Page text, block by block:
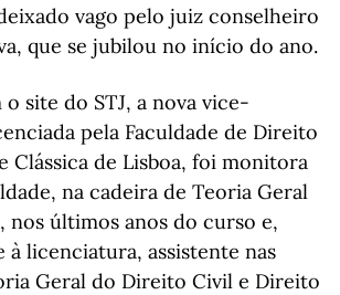
vago pelo juiz conselheiro
que se jubilou no início do ano.
site do STJ, a nova vice-
pela Faculdade de Direito
Clássica de Lisboa, foi monitora
na cadeira de Teoria Geral
últimos anos do curso e,
licenciatura, assistente nas
Geral do Direito Civil e Direito